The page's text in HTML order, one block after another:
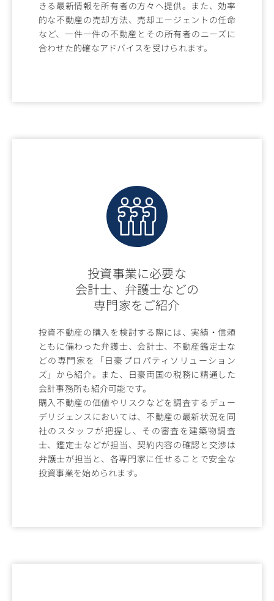
きる最新情報を所有者の方々へ提供。また、効率
的な不動産の売却方法、売却エージェントの任命
など、一件一件の不動産とその所有者のニーズに
合わせた的確なアドバイスを受けられます。
投資事業に必要な
会計士、弁護士などの
専門家をご紹介
投資不動産の購入を検討する際には、実績・信頼
ともに備わった弁護士、会計士、不動産鑑定士な
どの専門家を「日豪プロパティソリューション
ズ」から紹介。また、日豪両国の税務に精通した
会計事務所も紹介可能です。
購入不動産の価値やリスクなどを調査するデュー
デリジェンスにおいては、不動産の最新状況を同
社のスタッフが把握し、その審査を建築物調査
士、鑑定士などが担当、契約内容の確認と交渉は
弁護士が担当と、各専門家に任せることで安全な
投資事業を始められます。